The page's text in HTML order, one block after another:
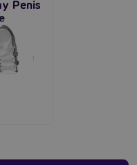
Penis
na